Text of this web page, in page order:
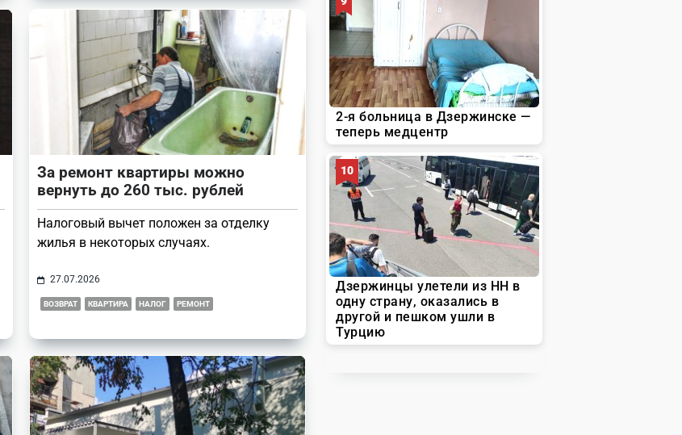
За ремонт квартиры можно
вернуть до 260 тыс. рублей
Налоговый вычет положен за отделку
жилья в некоторых случаях.
27.07.2026
ВОЗВРАТ КВАРТИРА НАЛОГ РЕМОНТ